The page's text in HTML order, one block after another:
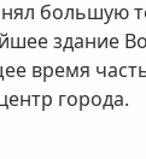
большую
здание
время
города.